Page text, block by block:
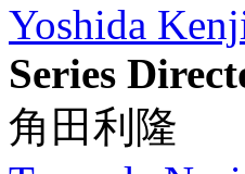
Yoshida
Series
角田利隆